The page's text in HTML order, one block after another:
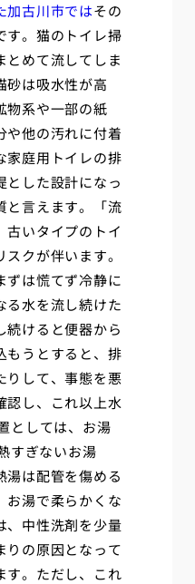
加古川市ではその
す。猫のトイレ掃
とめて流してしま
砂は吸水性が高
物系や一部の紙
や他の汚れに付着
家庭用トイレの排
とした設計になっ
と言えます。「流
古いタイプのトイ
クが伴います。
ずは慌てず冷静に
る水を流し続けた
続けると便器から
もうとすると、排
りして、事態を悪
認し、これ以上水
としては、お湯
すぎないお湯
湯は配管を傷める
お湯で柔らかくな
、中性洗剤を少量
りの原因となって
す。ただし、これ